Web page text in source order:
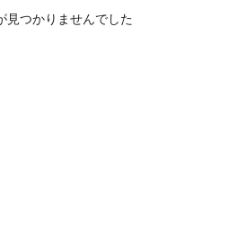
見つかりませんでした